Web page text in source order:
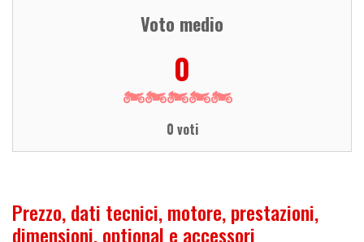
Voto medio
0
0 voti
Prezzo, dati tecnici, motore, prestazioni,
dimensioni, optional e accessori